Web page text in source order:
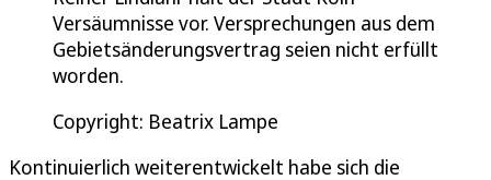
Versäumnisse vor. Versprechungen aus dem
Gebietsänderungsvertrag seien nicht erfüllt
worden.
Copyright: Beatrix Lampe
Kontinuierlich weiterentwickelt habe sich die